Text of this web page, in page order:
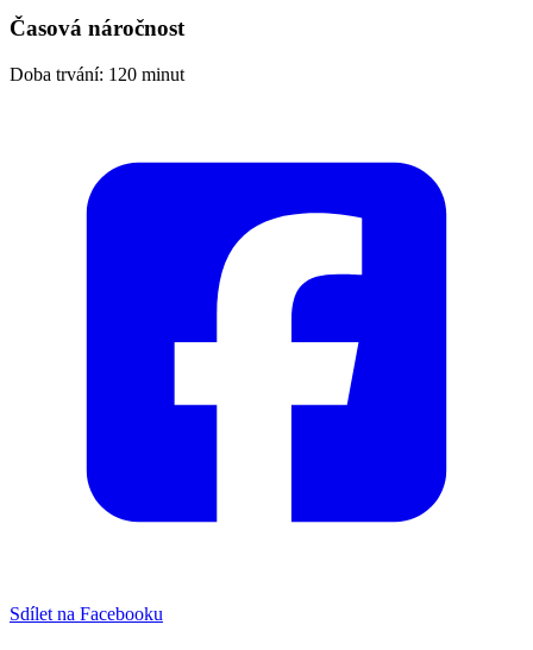
Časová náročnost
Doba trvání: 120 minut
Sdílet na Facebooku